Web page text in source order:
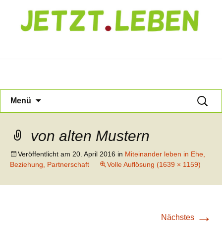
Jetzt Leben
Menü
Suche
nach:
von alten Mustern
Veröffentlicht am 20. April 2016 in Miteinander leben in Ehe,
Beziehung, Partnerschaft
Volle Auflösung (1639 × 1159)
Nächstes →